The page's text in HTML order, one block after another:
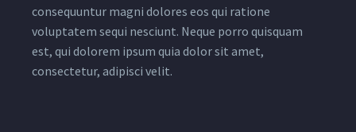
consequuntur magni dolores eos qui ratione
voluptatem sequi nesciunt. Neque porro quisquam
est, qui dolorem ipsum quia dolor sit amet,
consectetur, adipisci velit.